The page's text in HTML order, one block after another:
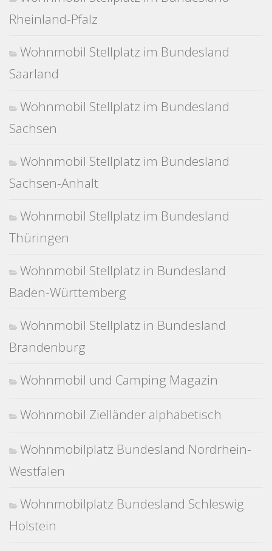
Rheinland-Pfalz
Wohnmobil Stellplatz im Bundesland
Saarland
Wohnmobil Stellplatz im Bundesland
Sachsen
Wohnmobil Stellplatz im Bundesland
Sachsen-Anhalt
Wohnmobil Stellplatz im Bundesland
Thüringen
Wohnmobil Stellplatz in Bundesland
Baden-Württemberg
Wohnmobil Stellplatz in Bundesland
Brandenburg
Wohnmobil und Camping Magazin
Wohnmobil Zielländer alphabetisch
Wohnmobilplatz Bundesland Nordrhein-
Westfalen
Wohnmobilplatz Bundesland Schleswig
Holstein